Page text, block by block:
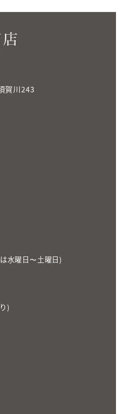
賀川243
水曜日〜土曜日)
)